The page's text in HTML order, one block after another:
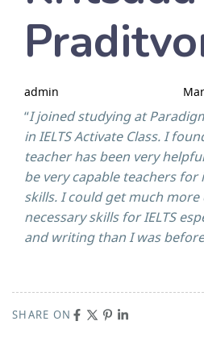
admin
“I joined studying at
in IELTS Activate Class. I
teacher has been very
be very capable teachers for
skills. I could get much
necessary skills for IELTS
and writing than I was
SHARE ON